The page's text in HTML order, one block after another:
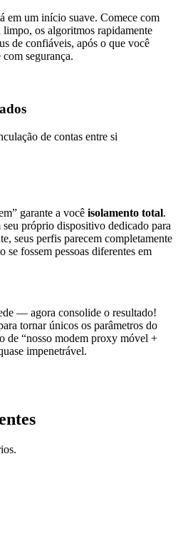
em um início suave. Comece com
os algoritmos rapidamente
de confiáveis, após o que você
segurança.
de contas entre si
garante a você isolamento total.
seu próprio dispositivo dedicado para
seus perfis parecem completamente
fossem pessoas diferentes em
— agora consolide o resultado!
tornar únicos os parâmetros do
de “nosso modem proxy móvel +
impenetrável.